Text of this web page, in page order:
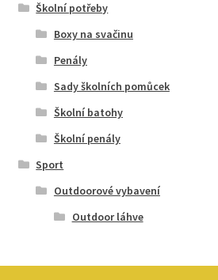
Školní potřeby
Boxy na svačinu
Penály
Sady školních pomůcek
Školní batohy
Školní penály
Sport
Outdoorové vybavení
Outdoor láhve